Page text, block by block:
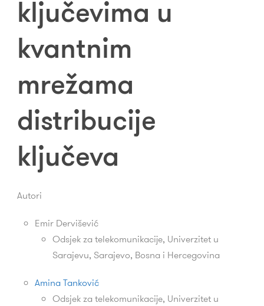
ključevima u
kvantnim
mrežama
distribucije
ključeva
Autori
Emir Dervišević
Odsjek za telekomunikacije, Univerzitet u
Sarajevu, Sarajevo, Bosna i Hercegovina
Amina Tanković
Odsjek za telekomunikacije, Univerzitet u